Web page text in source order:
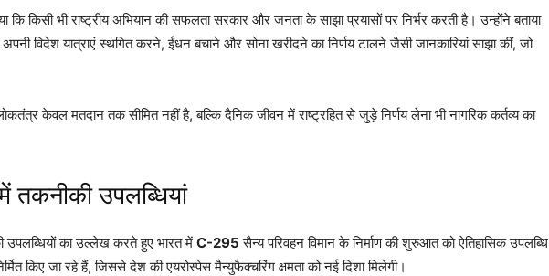
कि किसी भी राष्ट्रीय अभियान की सफलता सरकार और जनता के साझा प्रयासों पर निर्भर करती है। उन्होंने बताया
विदेश यात्राएं स्थगित करने, ईंधन बचाने और सोना खरीदने का निर्णय टालने जैसी जानकारियां साझा कीं, जो
केवल मतदान तक सीमित नहीं है, बल्कि दैनिक जीवन में राष्ट्रहित से जुड़े निर्णय लेना भी नागरिक कर्तव्य का
तकनीकी उपलब्धियां
उपलब्धियों का उल्लेख करते हुए भारत में C-295 सैन्य परिवहन विमान के निर्माण की शुरुआत को ऐतिहासिक उपलब्धि
किए जा रहे हैं, जिससे देश की एयरोस्पेस मैन्युफैक्चरिंग क्षमता को नई दिशा मिलेगी।